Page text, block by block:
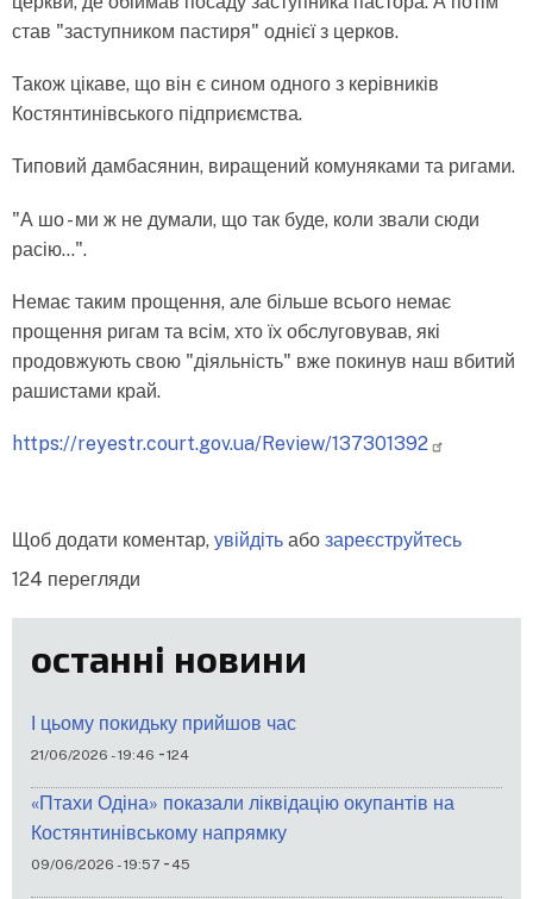
став "заступником пастиря" однієї з церков.
Також цікаве, що він є сином одного з керівників
Костянтинівського підприємства.
Типовий дамбасянин, виращений комуняками та ригами.
"А шо - ми ж не думали, що так буде, коли звали сюди
расію...".
Немає таким прощення, але більше всього немає
прощення ригам та всім, хто їх обслуговував, які
продовжують свою "діяльність" вже покинув наш вбитий
рашистами край.
https://reyestr.court.gov.ua/Review/137301392
Щоб додати коментар, увійдіть або зареєструйтесь
124 перегляди
останні новини
І цьому покидьку прийшов час
21/06/2026 - 19:46 -124
«Птахи Одіна» показали ліквідацію окупантів на
Костянтинівському напрямку
09/06/2026 - 19:57 - 45